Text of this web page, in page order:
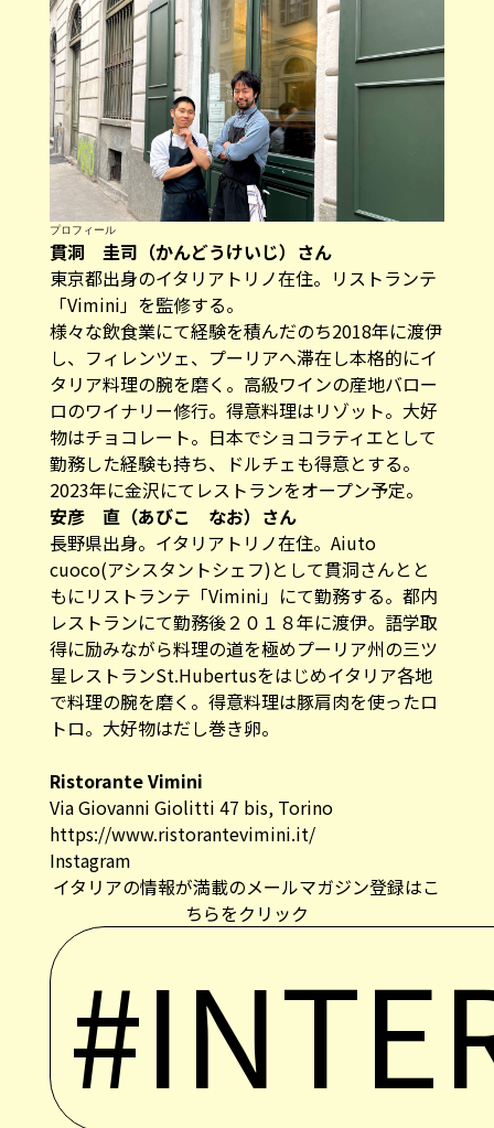
プロフィール
貫洞 圭司（かんどうけいじ）さん
東京都出身のイタリアトリノ在住。リストランテ
「Vimini」を監修する。
様々な飲食業にて経験を積んだのち2018年に渡伊
し、フィレンツェ、プーリアへ滞在し本格的にイ
タリア料理の腕を磨く。高級ワインの産地バロー
ロのワイナリー修行。得意料理はリゾット。大好
物はチョコレート。日本でショコラティエとして
勤務した経験も持ち、ドルチェも得意とする。
2023年に金沢にてレストランをオープン予定。
安彦 直（あびこ なお）さん
長野県出身。イタリアトリノ在住。Aiuto
cuoco(アシスタントシェフ)として貫洞さんとと
もにリストランテ「Vimini」にて勤務する。都内
レストランにて勤務後２０１８年に渡伊。語学取
得に励みながら料理の道を極めプーリア州の三ツ
星レストランSt.Hubertusをはじめイタリア各地
で料理の腕を磨く。得意料理は豚肩肉を使ったロ
トロ。大好物はだし巻き卵。
Ristorante Vimini
Via Giovanni Giolitti 47 bis, Torino
https://www.ristorantevimini.it/
Instagram
イタリアの情報が満載のメールマガジン登録はこ
ちらをクリック